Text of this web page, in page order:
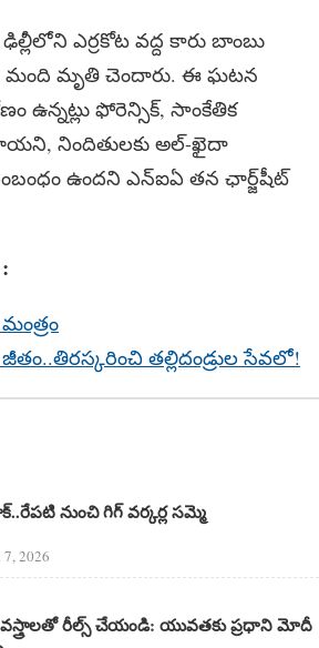
ఎర్రకోట వద్ద కారు బాంబు
మంది మృతి చెందారు. ఈ ఘటన
ఉన్నట్లు ఫోరెన్సిక్, సాంకేతిక
నిందితులకు అల్-ఖైదా
ఉందని ఎన్ఐఏ తన ఛార్జ్‌షీట్‌
తల్లిదండ్రుల సేవలో!
నుంచి గిగ్ వర్కర్ల సమ్మె
2026
రీల్స్ చేయండి: యువతకు ప్రధాని మోదీ